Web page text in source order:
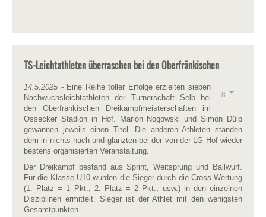
TS-Leichtathleten überraschen bei den Oberfränkischen
14.5.2025 - Eine Reihe toller Erfolge erzielten sieben
Nachwuchsleichtathleten der Turnerschaft Selb bei
den Oberfränkischen Dreikampfmeisterschaften im
Ossecker Stadion in Hof. Marlon Nogowski und Simon Dülp
gewannen jeweils einen Titel. Die anderen Athleten standen
dem in nichts nach und glänzten bei der von der LG Hof wieder
bestens organisierten Veranstaltung.
Der Dreikampf bestand aus Sprint, Weitsprung und Ballwurf.
Für die Klasse U10 wurden die Sieger durch die Cross-Wertung
(1. Platz = 1 Pkt., 2. Platz = 2 Pkt., usw.) in den einzelnen
Disziplinen ermittelt. Sieger ist der Athlet mit den wenigsten
Gesamtpunkten.